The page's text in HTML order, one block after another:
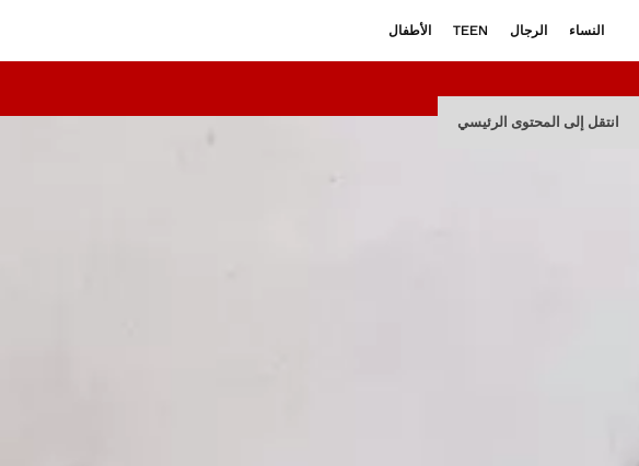
انتقل إلى المحتوى الرئيسي
النساء الرجال TEEN الأطفال